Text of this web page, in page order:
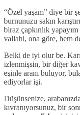
“Özel yaşam” diye bir
burnunuzu sakın
biraz çapkınlık
vallahi, ona göre, hem
Belki de iyi olur be.
izlenmişsin, bir diğer
eşinle aranı buluyor,
ediyorlar işi.
Düşünsenize,
kıvranıyorsunuz, bir